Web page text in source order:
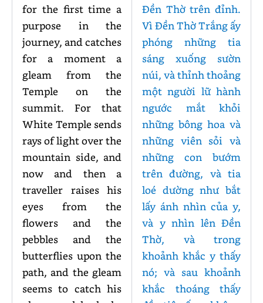
for the first time a
purpose in the
journey, and catches
for a moment a
gleam from the
Temple on the
summit. For that
White Temple sends
rays of light over the
mountain side, and
now and then a
traveller raises his
eyes from the
flowers and the
pebbles and the
butterflies upon the
path, and the gleam
seems to catch his
Đền Thờ trên đỉnh.
Vì Đền Thờ Trắng ấy
phóng những tia
sáng xuống sườn
núi, và thỉnh thoảng
một người lữ hành
ngước mắt khỏi
những bông hoa và
những viên sỏi và
những con bướm
trên đường, và tia
loé dường như bắt
lấy ánh nhìn của y,
và y nhìn lên Đền
Thờ, và trong
khoảnh khắc y thấy
nó; và sau khoảnh
khắc thoáng thấy